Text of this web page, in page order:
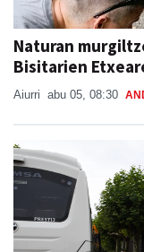
Naturan
Bisitarien
Aiurri abu 05, 08:30